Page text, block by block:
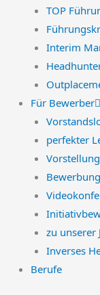
TOP
Interim
Für Bewerber
perfekter
zu unserer
Inverses
Berufe